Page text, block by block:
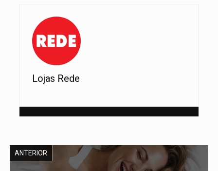
Lojas Rede
ANTERIOR